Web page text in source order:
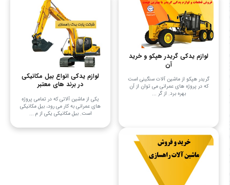
لوازم یدکی گریدر هپکو و خرید
آن
گریدر هپکو از ماشین آلات سنگینی است
که در پروژه‌ های عمرانی می‌ توان از آن
بهره برد. از گر ...
لوازم یدکی انواع بیل مکانیکی
در برند های معتبر
یکی از ماشین آلاتی که در تمامی پروژه
های عمرانی به کار می رود، بیل مکانیکی
است. بیل مکانیکی یکی از م ...